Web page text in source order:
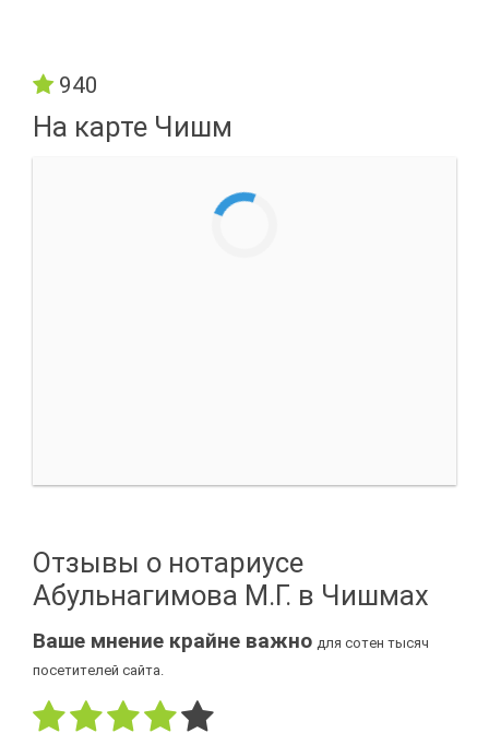
940
На карте Чишм
Отзывы о нотариусе
Абульнагимова М.Г. в Чишмах
Ваше мнение крайне важно для сотен тысяч
посетителей сайта.